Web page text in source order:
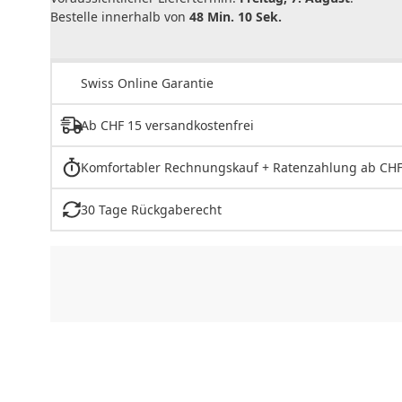
Bestelle innerhalb von 48 Min. 10 Sek.
Swiss Online Garantie
Ab CHF 15 versandkostenfrei
Komfortabler Rechnungskauf + Ratenzahlung ab
30 Tage Rückgaberecht